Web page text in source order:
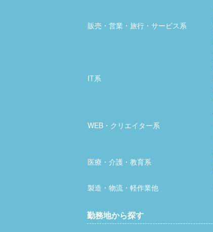
販売・営業・旅行・サービス系
IT系
WEB・クリエイター系
医療・介護・教育系
製造・物流・軽作業他
勤務地から探す